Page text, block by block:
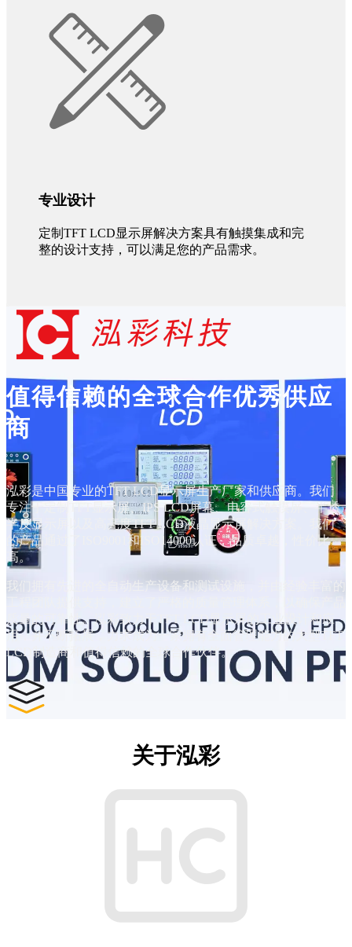
专业设计
定制TFT LCD显示屏解决方案具有触摸集成和完
整的设计支持，可以满足您的产品需求。
值得信赖的全球合作优秀供应
商
泓彩是中国专业的TFT LCD显示屏生产厂家和供应商。我们
专注于定制TFT显示屏、IPS LCD屏幕、电容式触摸屏、半透
半反显示屏以及高亮度TFT LCD液晶显示屏解决方案。我们
的产品通过了ISO9001和ISO14000认证，品质卓越，性价比
高。
我们拥有先进的全自动生产设备和测试设施，并由经验丰富的
质量的可靠性。泓彩致力于TFT LCD显示屏的工业设计和应
用，并不断拓展，力求成为一家拥有全面管理能力的大型TFT
LCD制造商和值得信赖的全球合作伙伴。
关于泓彩